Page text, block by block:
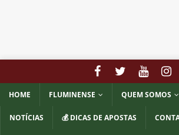
HOME FLUMINENSE QUEM SOMOS
NOTÍCIAS 💰 DICAS DE APOSTAS